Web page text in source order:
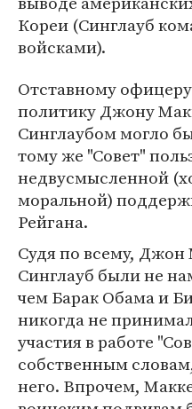
Кореи (Синглауб
войсками).
Отставному
политику Джону
Синглаубом могло
тому же "Совет"
недвусмысленной
моральной)
Рейгана.
Судя по всему,
Синглауб были не
чем Барак Обама и
никогда не
участия в работе
собственным
него. Впрочем,